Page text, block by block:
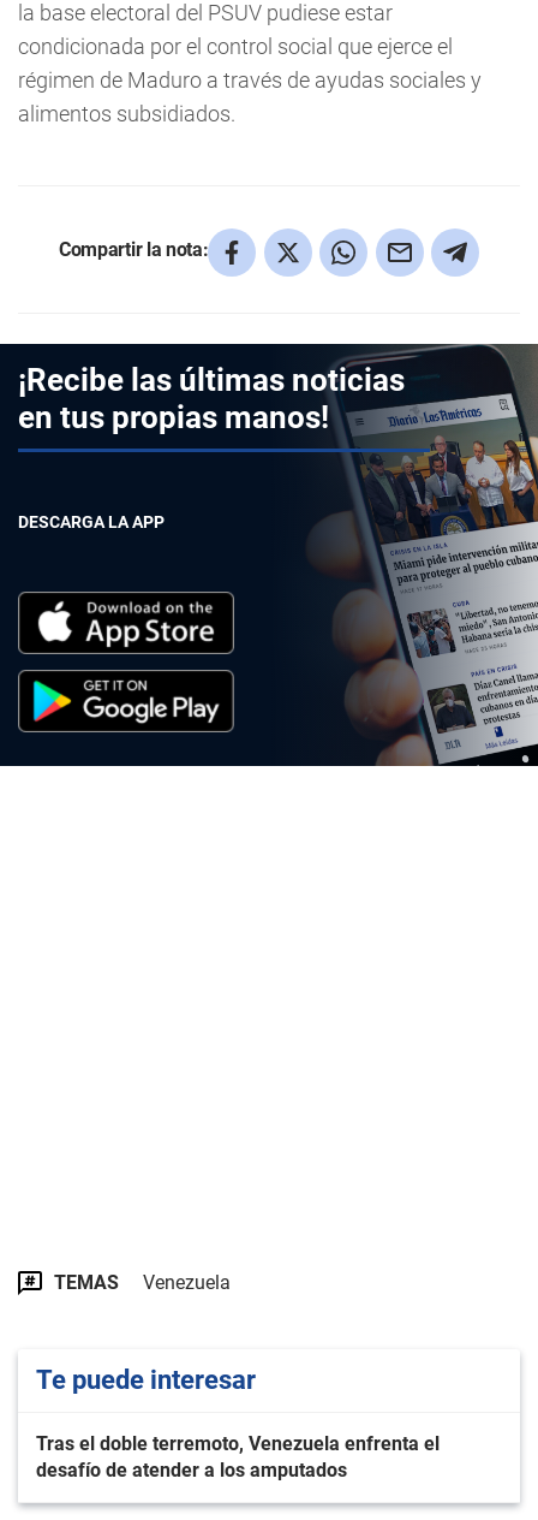
la base electoral del PSUV pudiese estar
condicionada por el control social que ejerce el
régimen de Maduro a través de ayudas sociales y
alimentos subsidiados.
Compartir la nota:
¡Recibe las últimas noticias
en tus propias manos!
DESCARGA LA APP
TEMAS Venezuela
Te puede interesar
Tras el doble terremoto, Venezuela enfrenta el
desafío de atender a los amputados